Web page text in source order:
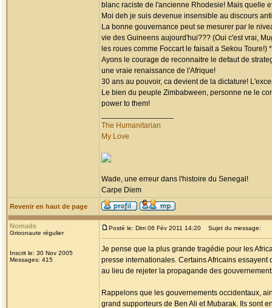
blanc raciste de l'ancienne Rhodesie! Mais quelle
Moi deh je suis devenue insensible au discours
La bonne gouvernance peut se mesurer par le
vie des Guineens aujourd'hui??? (Oui c'est vrai,
les roues comme Foccart le faisait a Sekou Toure!)
Ayons le courage de reconnaitre le defaut de
une vraie renaissance de l'Afrique!
30 ans au pouvoir, ca devient de la dictature!
Le bien du peuple Zimbabween, personne ne le
power to them!
The Humanitarian
My Love
Wade, une erreur dans l'histoire du Senegal!
Carpe Diem
Revenir en haut de page
Nomade
Grioonaute régulier
Inscrit le: 30 Nov 2005
Messages: 415
Posté le: Dim 06 Fév 2011 14:20 Sujet du message:
Je pense que la plus grande tragédie pour les
presse internationales. Certains Africains
au lieu de rejeter la propagande des
Rappelons que les gouvernements occidentaux,
grand supporteurs de Ben Ali et Mubarak. Ils sont